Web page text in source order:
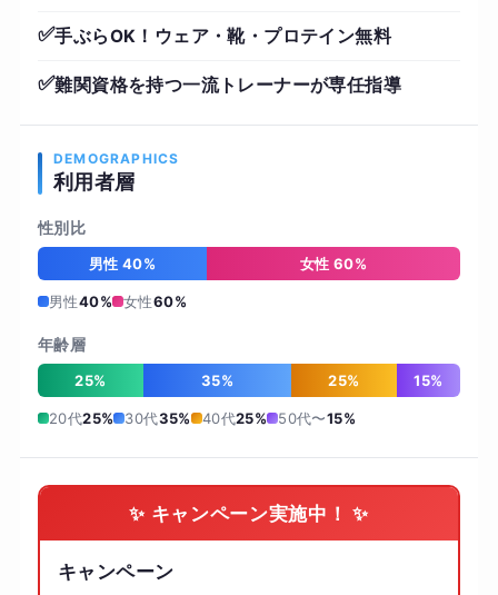
✅手ぶらOK！ウェア・靴・プロテイン無料
✅難関資格を持つ一流トレーナーが専任指導
DEMOGRAPHICS
利用者層
性別比
男性 40% 女性 60%
男性40% 女性60%
年齢層
25% 35% 25% 15%
20代25% 30代35% 40代25% 50代〜15%
✨ キャンペーン実施中！ ✨
キャンペーン